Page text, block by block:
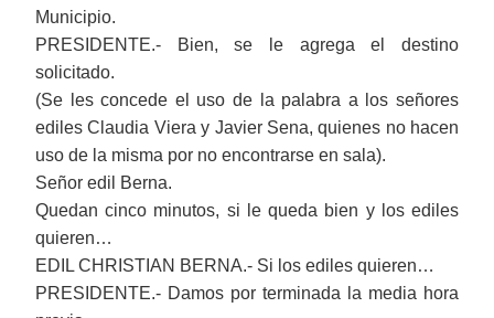
Municipio.
PRESIDENTE.- Bien, se le agrega el destino
solicitado.
(Se les concede el uso de la palabra a los señores
ediles Claudia Viera y Javier Sena, quienes no hacen
uso de la misma por no encontrarse en sala).
Señor edil Berna.
Quedan cinco minutos, si le queda bien y los ediles
quieren…
EDIL CHRISTIAN BERNA.- Si los ediles quieren…
PRESIDENTE.- Damos por terminada la media hora